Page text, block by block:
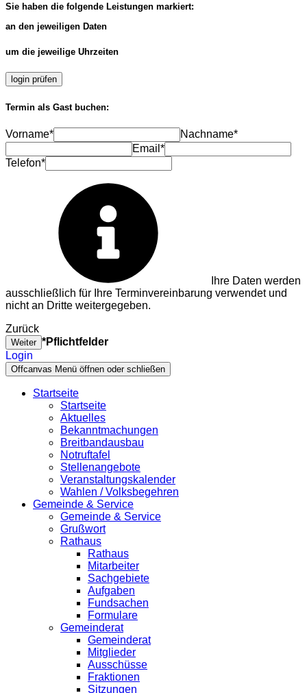
Sie haben die folgende Leistungen markiert:
an den jeweiligen Daten
um die jeweilige Uhrzeiten
login prüfen
Termin als Gast buchen:
Vorname*
Nachname*
Email*
Telefon*
Ihre Daten werden
ausschließlich für Ihre Terminvereinbarung verwendet und
nicht an Dritte weitergegeben.
Zurück
Weiter *Pflichtfelder
Login
Offcanvas Menü öffnen oder schließen
Startseite
Startseite
Aktuelles
Bekanntmachungen
Breitbandausbau
Notruftafel
Stellenangebote
Veranstaltungskalender
Wahlen / Volksbegehren
Gemeinde & Service
Gemeinde & Service
Grußwort
Rathaus
Rathaus
Mitarbeiter
Sachgebiete
Aufgaben
Fundsachen
Formulare
Gemeinderat
Gemeinderat
Mitglieder
Ausschüsse
Fraktionen
Sitzungen